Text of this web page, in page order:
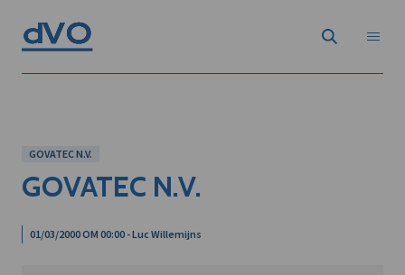
GOVATEC N.V.
GOVATEC N.V.
01/03/2000 OM 00:00 - Luc Willemijns